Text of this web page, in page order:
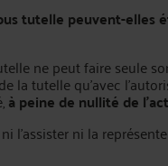
tutelle peuvent-elles
ne peut faire seule
la tutelle qu'avec
à peine de nullité de
l'assister ni la